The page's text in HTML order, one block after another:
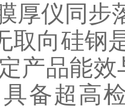
厚仪同步
向硅钢是
产品能
备超高